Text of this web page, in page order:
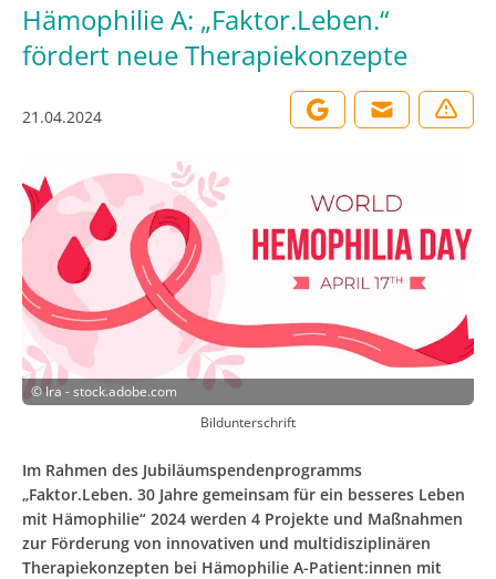
Hämophilie A: „Faktor.Leben.“
fördert neue Therapiekonzepte
21.04.2024
©Ira - stock.adobe.com
Bildunterschrift
Im Rahmen des Jubiläumspendenprogramms
„Faktor.Leben. 30 Jahre gemeinsam für ein besseres Leben
mit Hämophilie“ 2024 werden 4 Projekte und Maßnahmen
zur Förderung von innovativen und multidisziplinären
Therapiekonzepten bei Hämophilie A-Patient:innen mit